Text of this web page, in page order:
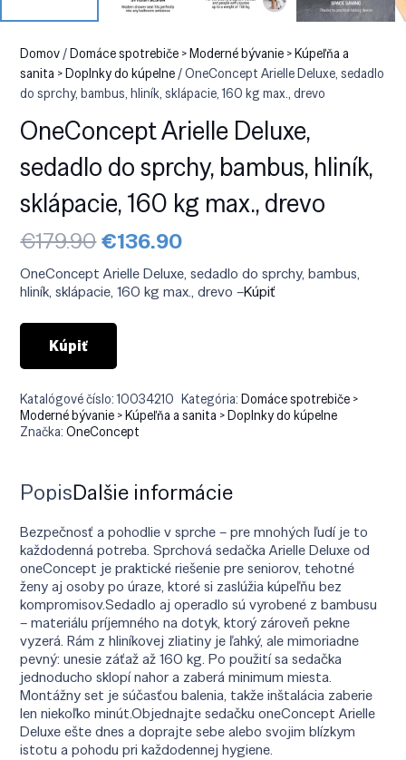
Domov/Domáce spotrebiče > Moderné bývanie > Kúpeľňa a
sanita > Doplnky do kúpelne/ OneConcept Arielle Deluxe, sedadlo
do sprchy, bambus, hliník, sklápacie, 160 kg max., drevo
OneConcept Arielle Deluxe,
sedadlo do sprchy, bambus, hliník,
sklápacie, 160 kg max., drevo
€179.90Pôvodná
cena
bola:
€179.90.
€136.90Aktuálna
je:
€136.90.
OneConcept Arielle Deluxe, sedadlo do sprchy, bambus,
hliník, sklápacie, 160 kg max., drevo –Kúpiť
Kúpiť
Katalógové číslo:10034210 Kategória:Domáce spotrebiče >
Moderné bývanie > Kúpeľňa a sanita > Doplnky do kúpelne
Značka:OneConcept
PopisĎalšie informácie
Bezpečnosť a pohodlie v sprche – pre mnohých ľudí je to
každodenná potreba. Sprchová sedačka Arielle Deluxe od
oneConcept je praktické riešenie pre seniorov, tehotné
ženy aj osoby po úraze, ktoré si zaslúžia kúpeľňu bez
kompromisov.Sedadlo aj operadlo sú vyrobené z bambusu
– materiálu príjemného na dotyk, ktorý zároveň pekne
vyzerá. Rám z hliníkovej zliatiny je ľahký, ale mimoriadne
pevný: unesie záťaž až 160 kg. Po použití sa sedačka
jednoducho sklopí nahor a zaberá minimum miesta.
Montážny set je súčasťou balenia, takže inštalácia zaberie
len niekoľko minút.Objednajte sedačku oneConcept Arielle
Deluxe ešte dnes a doprajte sebe alebo svojim blízkym
istotu a pohodu pri každodennej hygiene.